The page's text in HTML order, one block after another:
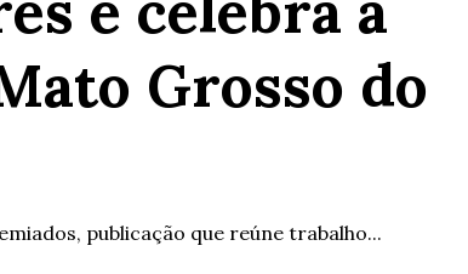
Grosso do
publicação que reúne trabalho...